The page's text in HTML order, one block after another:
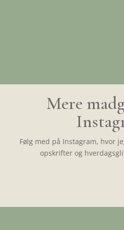
Mere
Følg med på Instagram, hvor
opskrifter og